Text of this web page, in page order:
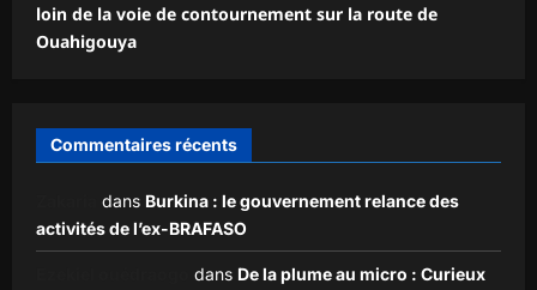
loin de la voie de contournement sur la route de
Ouahigouya
Commentaires récents
dans Burkina : le gouvernement relance des
activités de l’ex-BRAFASO
dans De la plume au micro : Curieux